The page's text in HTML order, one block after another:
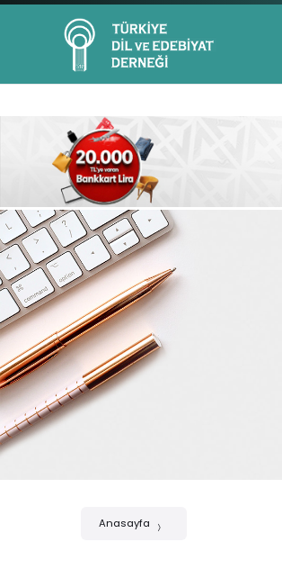
Anasayfa